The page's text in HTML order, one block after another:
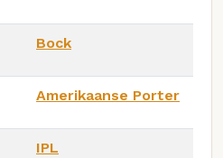
Bock
Amerikaanse Porter
IPL